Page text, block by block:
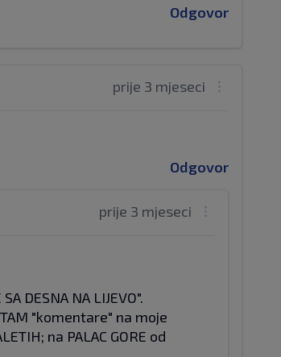
Odgovor
prije 3 mjeseci
Odgovor
prije 3 mjeseci
DESNA NA LIJEVO".
"komentare" na moje
na PALAC GORE od